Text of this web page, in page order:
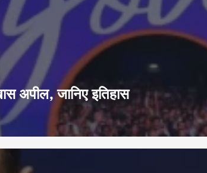
अपील, जानिए इतिहास